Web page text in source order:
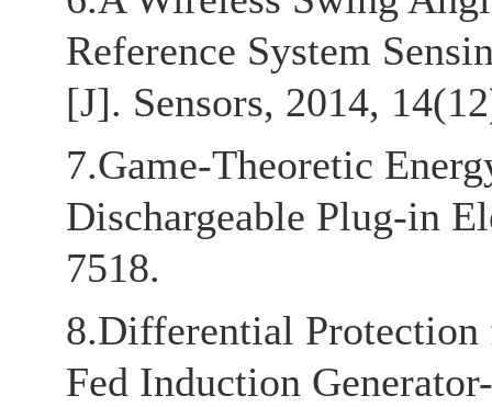
Reference System
[J]. Sensors, 2014,
7.Game-Theoretic
Dischargeable Plug-in
7518.
8.Differential Protection
Fed Induction